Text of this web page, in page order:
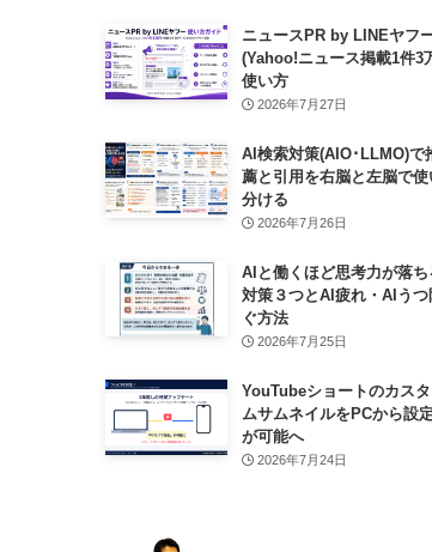
ニュースPR by LINEヤフ
(Yahoo!ニュース掲載1件3
使い方
2026年7月27日
AI検索対策(AIO･LLMO)で
薦と引用を右脳と左脳で使
分ける
2026年7月26日
AIと働くほど思考力が落ち
対策３つとAI疲れ・AIうつ
ぐ方法
2026年7月25日
YouTubeショートのカスタ
ムサムネイルをPCから設定
が可能へ
2026年7月24日